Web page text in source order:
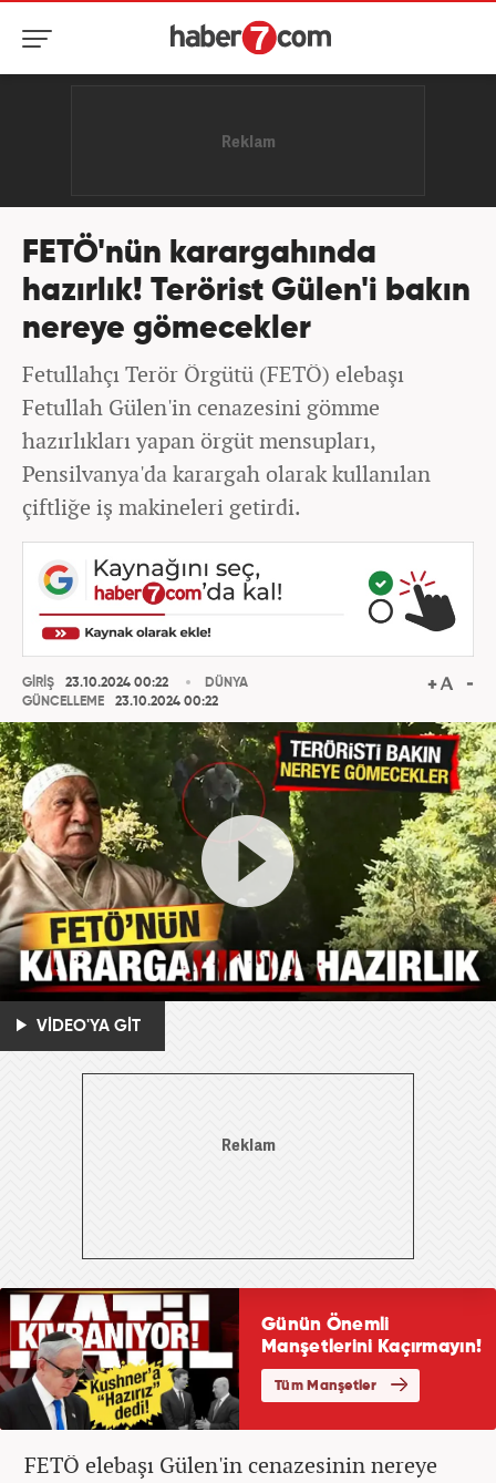
FETÖ'nün karargahında
hazırlık! Terörist Gülen'i bakın
nereye gömecekler
Fetullahçı Terör Örgütü (FETÖ) elebaşı
Fetullah Gülen'in cenazesini gömme
hazırlıkları yapan örgüt mensupları,
Pensilvanya'da karargah olarak kullanılan
çiftliğe iş makineleri getirdi.
GİRİŞ
23.10.2024 00:22
GÜNCELLEME
23.10.2024 00:22
DÜNYA
VİDEO'YA GİT
FETÖ elebaşı Gülen'in cenazesinin nereye